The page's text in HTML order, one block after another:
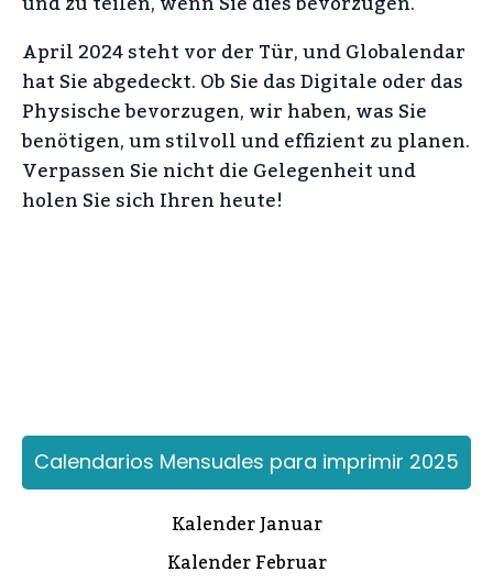
April 2024 steht vor der Tür, und Globalendar
hat Sie abgedeckt. Ob Sie das Digitale oder das
Physische bevorzugen, wir haben, was Sie
benötigen, um stilvoll und effizient zu planen.
Verpassen Sie nicht die Gelegenheit und
holen Sie sich Ihren heute!
Calendarios Mensuales para imprimir 2025
Kalender Januar
Kalender Februar